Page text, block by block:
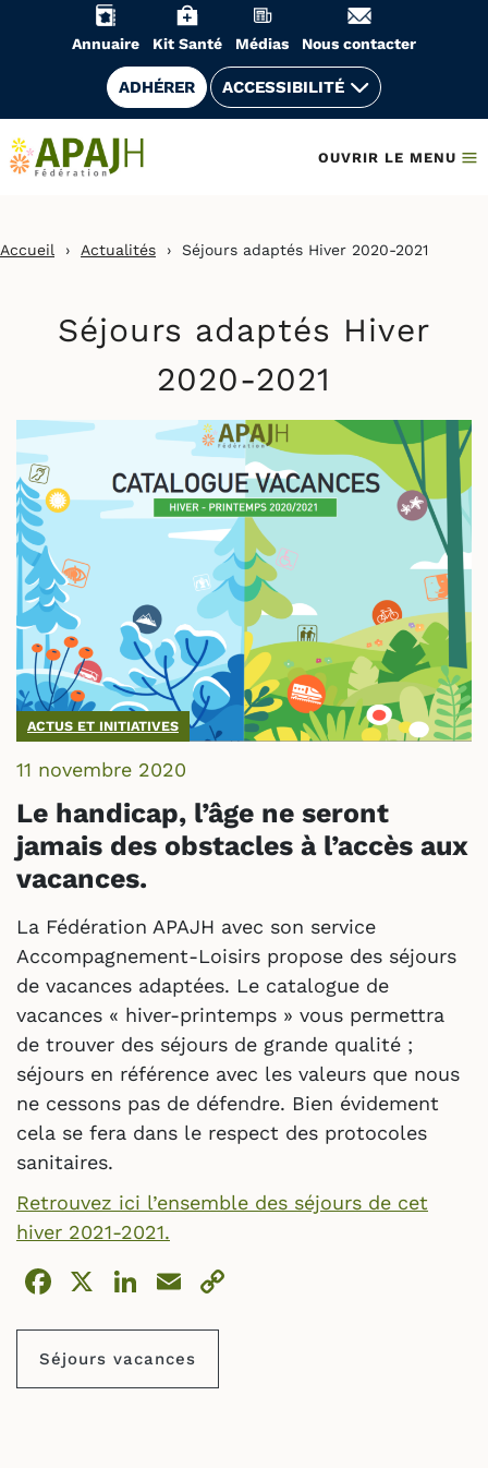
Annuaire Kit Santé Médias Nous contacter
ADHÉRER ACCESSIBILITÉ
OUVRIR LE MENU
Accueil › Actualités › Séjours adaptés Hiver 2020-2021
Séjours adaptés Hiver
2020-2021
ACTUS ET INITIATIVES
11 novembre 2020
Le handicap, l’âge ne seront
jamais des obstacles à l’accès aux
vacances.
La Fédération APAJH avec son service
Accompagnement-Loisirs propose des séjours
de vacances adaptées. Le catalogue de
vacances « hiver-printemps » vous permettra
de trouver des séjours de grande qualité ;
séjours en référence avec les valeurs que nous
ne cessons pas de défendre. Bien évidement
cela se fera dans le respect des protocoles
sanitaires.
Retrouvez ici l’ensemble des séjours de cet
hiver 2021-2021.
Facebook
X LinkedIn
Email
Séjours vacances